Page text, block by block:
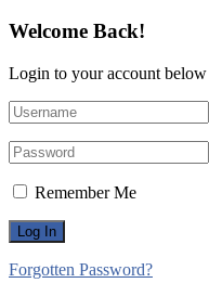
Welcome Back!
Login to your account below
Remember Me
Forgotten Password?